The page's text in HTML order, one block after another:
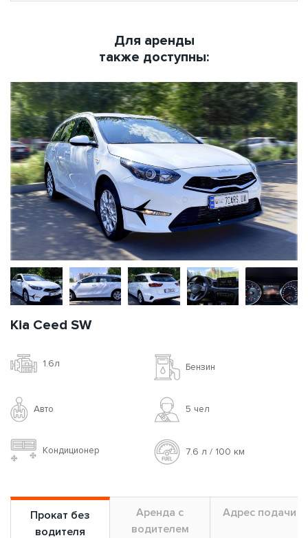
Для аренды
также доступны:
Kia Ceed SW
1.6л Бензин
Авто 5 чел
Кондиционер 7.6 л / 100 км
Прокат без
водителя
Аренда с
водителем
Адрес подачи